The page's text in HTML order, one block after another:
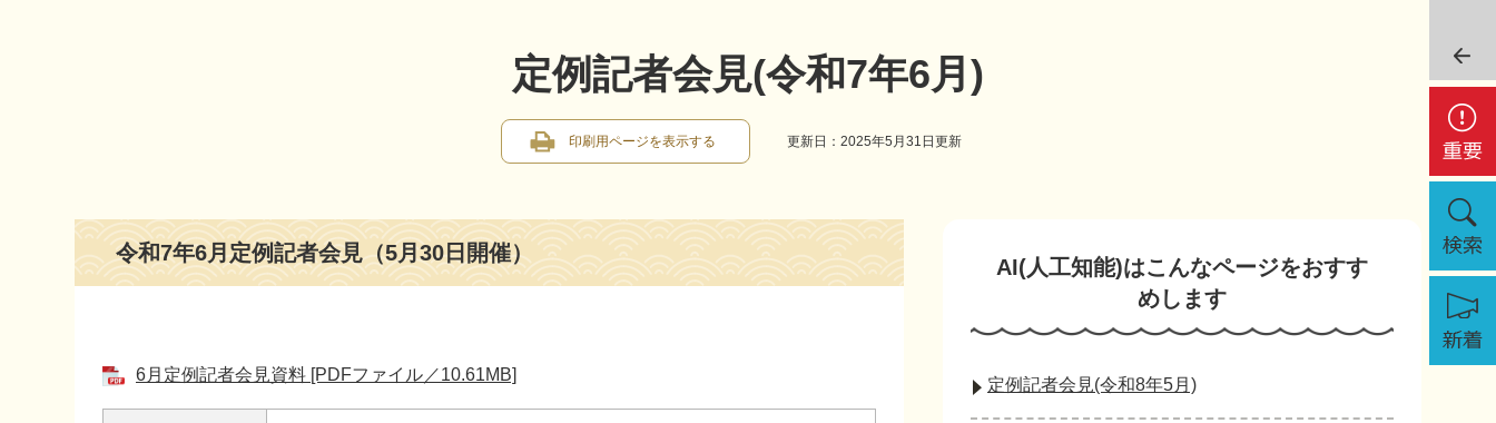
定例記者会見(令和7年6月)
印刷用ページを表示する 更新日：2025年5月31日更新
本
文
令和7年6月定例記者会見（5月30日開催）
6月定例記者会見資料 [PDFファイル／10.61MB]
AI(人工知能)はこんなページをおすす
めします
定例記者会見(令和8年5月)